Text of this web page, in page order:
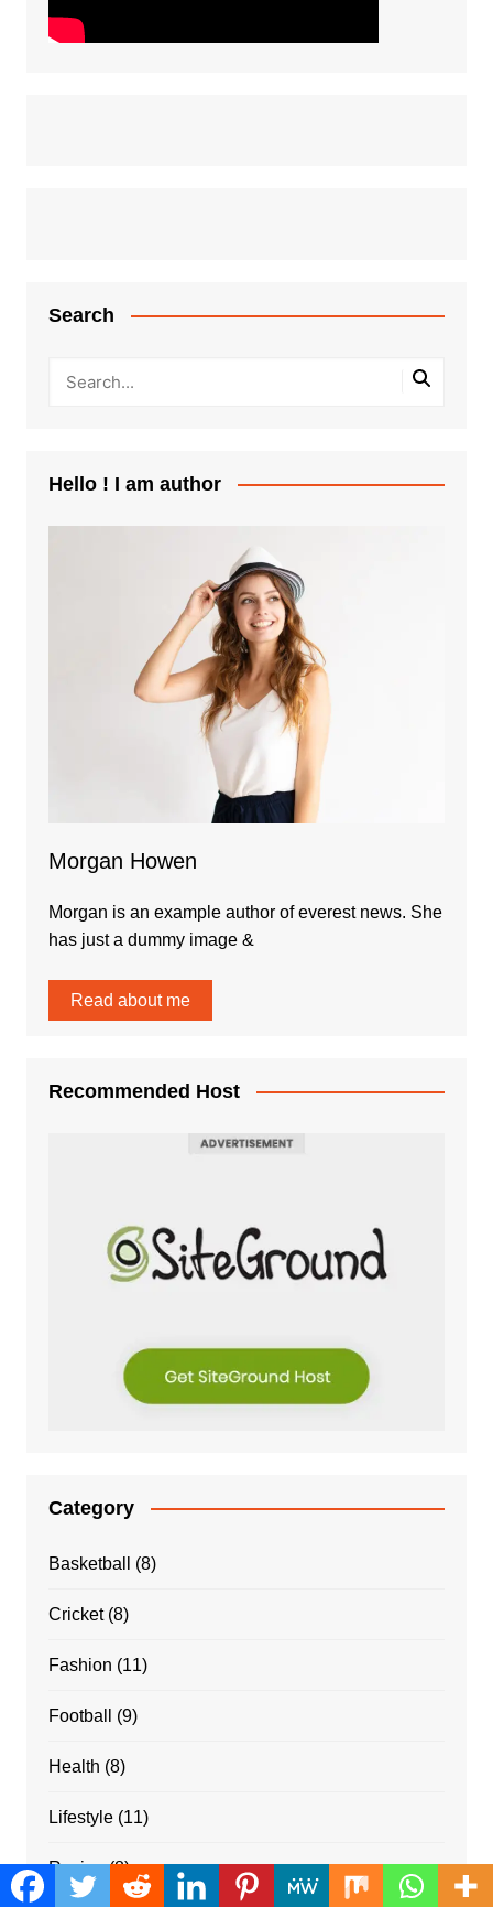
Search
Hello ! I am author
Morgan Howen
Morgan is an example author of everest news. She
has just a dummy image &
Read about me
Recommended Host
Category
Basketball (8)
Cricket(8)
Fashion (11)
Football (9)
Health (8)
Lifestyle(11)
Racing(8)